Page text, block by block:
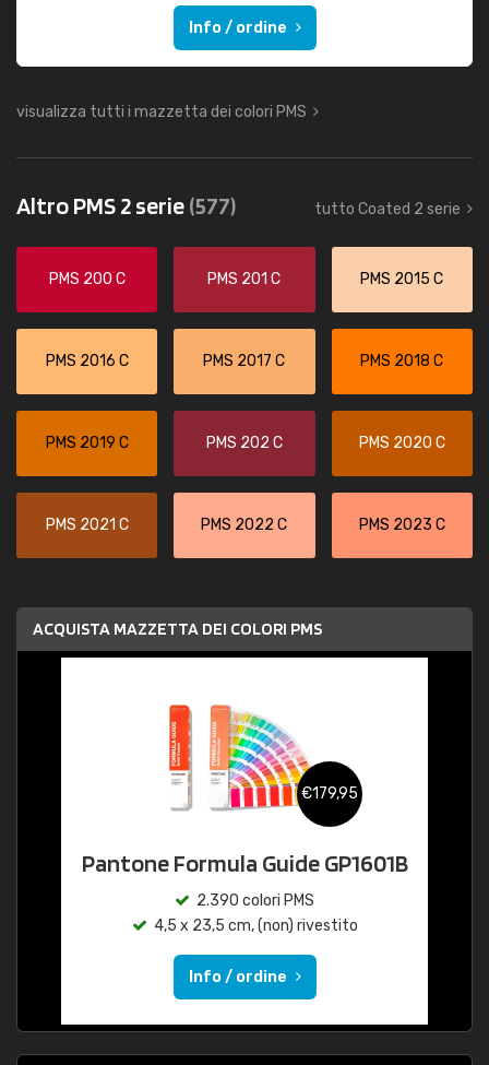
Info / ordine
visualizza tutti i mazzetta dei colori PMS
Altro PMS 2 serie(577) tutto Coated 2 serie
PMS 200 C PMS 201 C PMS 2015 C
PMS 2016 C PMS 2017 C PMS 2018 C
PMS 2019 C PMS 202 C PMS 2020 C
PMS 2021 C PMS 2022 C PMS 2023 C
ACQUISTA MAZZETTA DEI COLORI PMS
€179,95
Pantone Formula Guide GP1601B
2.390 colori PMS
4,5 x 23,5 cm, (non) rivestito
Info / ordine